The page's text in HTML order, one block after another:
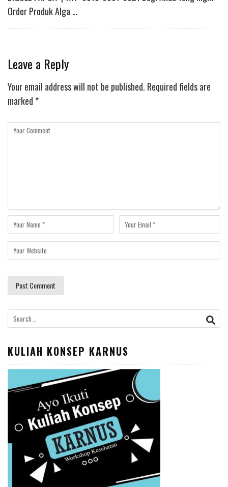
Order Produk Alga …
Leave a Reply
Your email address will not be published. Required fields are
marked *
Search
for:
KULIAH KONSEP KARNUS